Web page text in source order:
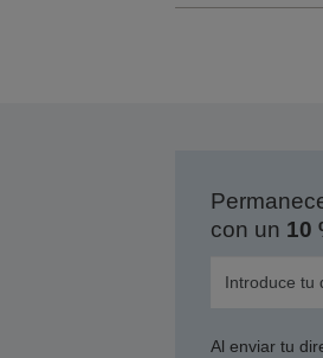
con un 10
Al enviar tu